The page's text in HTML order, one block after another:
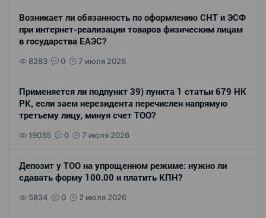
Возникает ли обязанность по оформлению СНТ и ЭСФ
при интернет-реализации товаров физическим лицам
в государства ЕАЭС?
8283 0 7 июля 2026
Применяется ли подпункт 39) пункта 1 статьи 679 НК
РК, если заем нерезидента перечислен напрямую
третьему лицу, минуя счет ТОО?
19035 0 7 июля 2026
Депозит у ТОО на упрощенном режиме: нужно ли
сдавать форму 100.00 и платить КПН?
5834 0 2 июля 2026